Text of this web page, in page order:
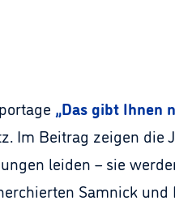
„Das gibt Ihnen
Im Beitrag zeigen die
leiden – sie
Samnick